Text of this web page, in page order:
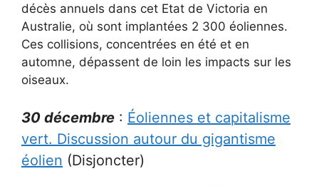
décès annuels dans cet Etat de Victoria en
Australie, où sont implantées 2 300 éoliennes.
Ces collisions, concentrées en été et en
automne, dépassent de loin les impacts sur les
oiseaux.
30 décembre : Éoliennes et capitalisme
vert. Discussion autour du gigantisme
éolien (Disjoncter)